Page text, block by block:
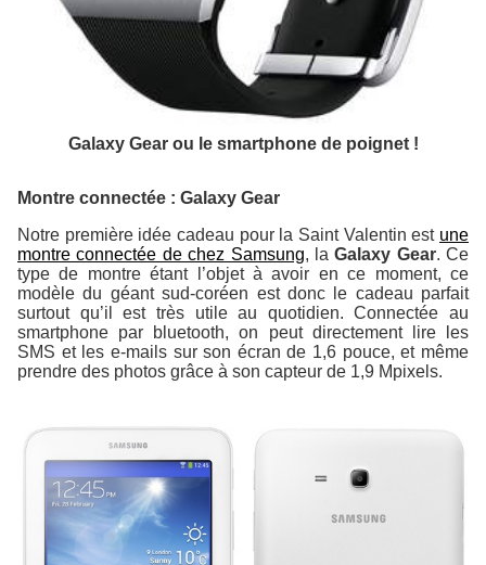
Galaxy Gear ou le smartphone de poignet !
Montre connectée : Galaxy Gear
Notre première idée cadeau pour la Saint Valentin est une
montre connectée de chez Samsung, laGalaxy Gear. Ce
type de montre étant l’objet à avoir en ce moment, ce
modèle du géant sud-coréen est donc le cadeau parfait
surtout qu’il est très utile au quotidien. Connectée au
smartphone par bluetooth, on peut directement lire les
SMS et les e-mails sur son écran de 1,6 pouce, et même
prendre des photos grâce à son capteur de 1,9 Mpixels.